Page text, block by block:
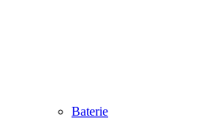
Baterie